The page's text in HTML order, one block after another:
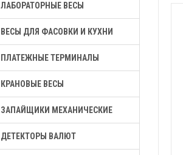
ЛАБОРАТОРНЫЕ ВЕСЫ
ВЕСЫ ДЛЯ ФАСОВКИ И КУХНИ
ПЛАТЕЖНЫЕ ТЕРМИНАЛЫ
КРАНОВЫЕ ВЕСЫ
ЗАПАЙЩИКИ МЕХАНИЧЕСКИЕ
ДЕТЕКТОРЫ ВАЛЮТ